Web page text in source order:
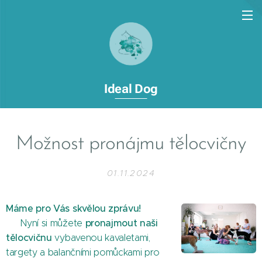
Ideal Dog
Možnost pronájmu tělocvičny
01.11.2024
Máme pro Vás skvělou zprávu!
Nyní si můžete pronajmout naši
tělocvičnu vybavenou kavaletami,
targety a balančními pomůckami pro